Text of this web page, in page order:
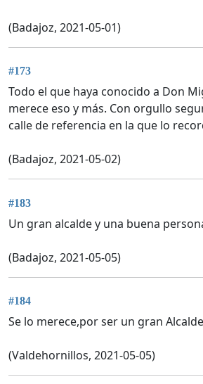
(Badajoz, 2021-05-01)
#173
Todo el que haya conocido a Don
merece eso y más. Con orgullo
calle de referencia en la que lo
(Badajoz, 2021-05-02)
#183
Un gran alcalde y una buena
(Badajoz, 2021-05-05)
#184
Se lo merece,por ser un gran
(Valdehornillos, 2021-05-05)